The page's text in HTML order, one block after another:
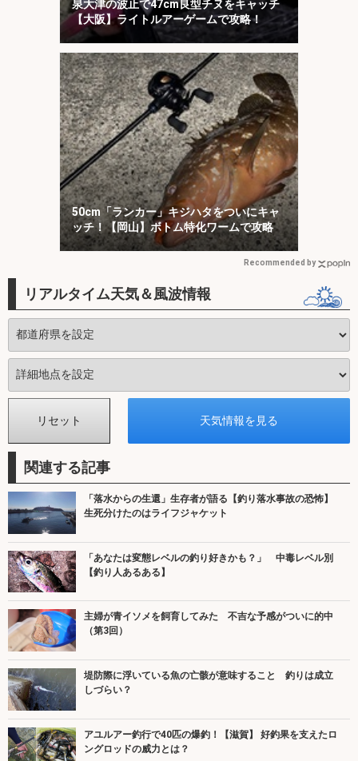
泉大津の波止で47cm良型チヌをキャッチ
【大阪】ライトルアーゲームで攻略！
50cm「ランカー」キジハタをついにキャ
ッチ！【岡山】ボトム特化ワームで攻略
Recommended by
リアルタイム天気＆風波情報
関連する記事
「落水からの生還」生存者が語る【釣り落水事故の恐怖】
生死分けたのはライフジャケット
「あなたは変態レベルの釣り好きかも？」 中毒レベル別
【釣り人あるある】
主婦が青イソメを飼育してみた 不吉な予感がついに的中
（第3回）
堤防際に浮いている魚の亡骸が意味すること 釣りは成立
しづらい？
アユルアー釣行で40匹の爆釣！【滋賀】 好釣果を支えたロ
ングロッドの威力とは？